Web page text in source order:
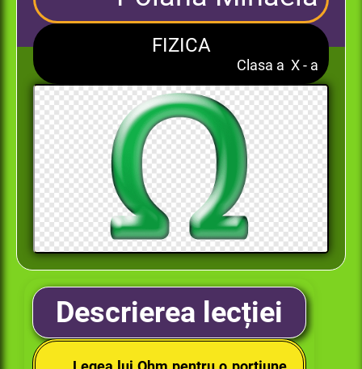
FIZICA
Clasa a X - a
Descrierea lecției